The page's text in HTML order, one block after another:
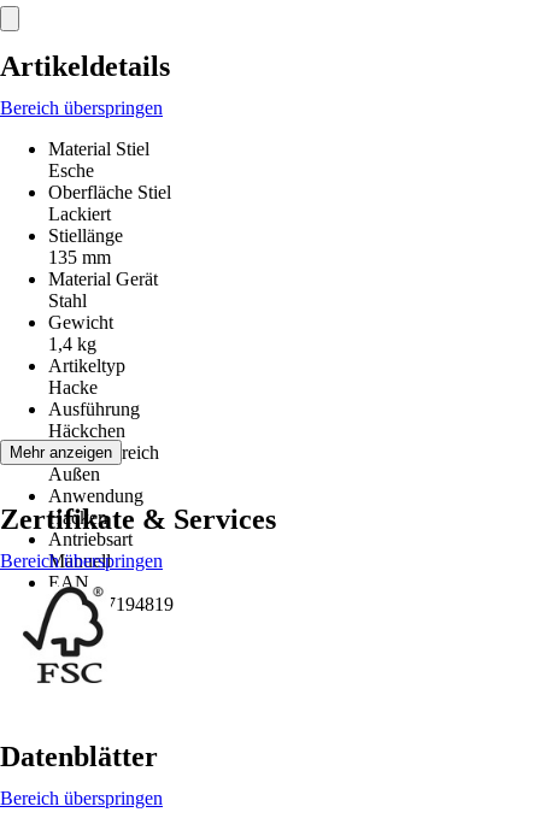
Artikeldetails
Bereich überspringen
Material Stiel
Esche
Oberfläche Stiel
Lackiert
Stiellänge
135 mm
Material Gerät
Stahl
Gewicht
1,4 kg
Artikeltyp
Hacke
Ausführung
Häckchen
Einsatzbereich
Außen
Anwendung
Hacken
Antriebsart
Manuell
EAN
4306517194819
Mehr anzeigen
Zertifikate & Services
Bereich überspringen
Datenblätter
Bereich überspringen